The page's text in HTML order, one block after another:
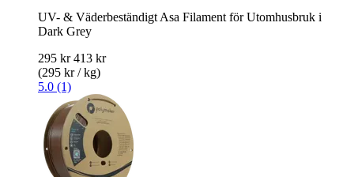
UV- & Väderbeständigt Asa Filament för Utomhusbruk i
Dark Grey
295 kr 413 kr
(295 kr / kg)
5.0 (1)